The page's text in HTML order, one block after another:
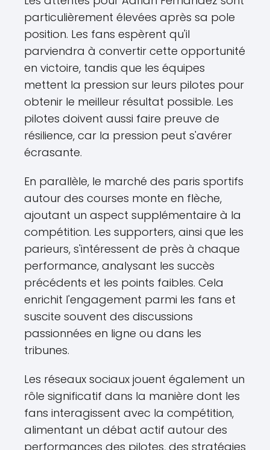
particulièrement élevées après sa pole
position. Les fans espèrent qu'il
parviendra à convertir cette opportunité
en victoire, tandis que les équipes
mettent la pression sur leurs pilotes pour
obtenir le meilleur résultat possible. Les
pilotes doivent aussi faire preuve de
résilience, car la pression peut s'avérer
écrasante.
En parallèle, le marché des paris sportifs
autour des courses monte en flèche,
ajoutant un aspect supplémentaire à la
compétition. Les supporters, ainsi que les
parieurs, s'intéressent de près à chaque
performance, analysant les succès
précédents et les points faibles. Cela
enrichit l'engagement parmi les fans et
suscite souvent des discussions
passionnées en ligne ou dans les
tribunes.
Les réseaux sociaux jouent également un
rôle significatif dans la manière dont les
fans interagissent avec la compétition,
alimentant un débat actif autour des
performances des pilotes, des stratégies